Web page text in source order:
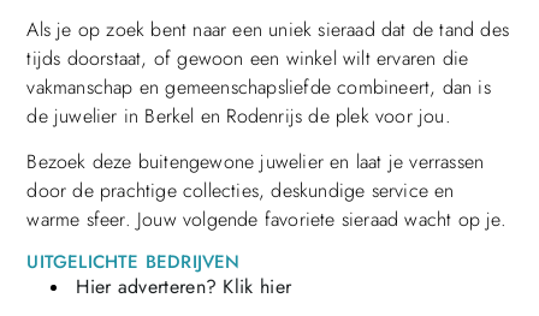
Als je op zoek bent naar een uniek sieraad dat de tand des
tijds doorstaat, of gewoon een winkel wilt ervaren die
vakmanschap en gemeenschapsliefde combineert, dan is
de juwelier in Berkel en Rodenrijs de plek voor jou.
Bezoek deze buitengewone juwelier en laat je verrassen
door de prachtige collecties, deskundige service en
warme sfeer. Jouw volgende favoriete sieraad wacht op je.
UITGELICHTE BEDRIJVEN
Hier adverteren? Klik hier